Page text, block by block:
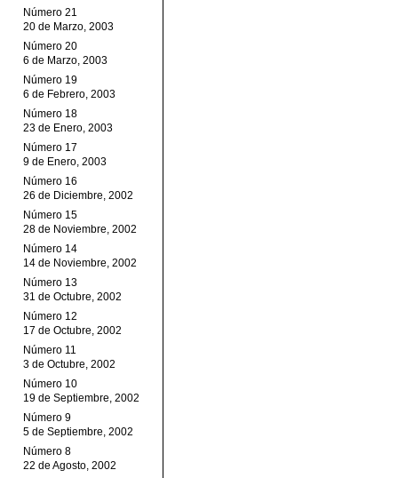
Número 21
20 de Marzo, 2003
Número 20
6 de Marzo, 2003
Número 19
6 de Febrero, 2003
Número 18
23 de Enero, 2003
Número 17
9 de Enero, 2003
Número 16
26 de Diciembre, 2002
Número 15
28 de Noviembre, 2002
Número 14
14 de Noviembre, 2002
Número 13
31 de Octubre, 2002
Número 12
17 de Octubre, 2002
Número 11
3 de Octubre, 2002
Número 10
19 de Septiembre, 2002
Número 9
5 de Septiembre, 2002
Número 8
22 de Agosto, 2002